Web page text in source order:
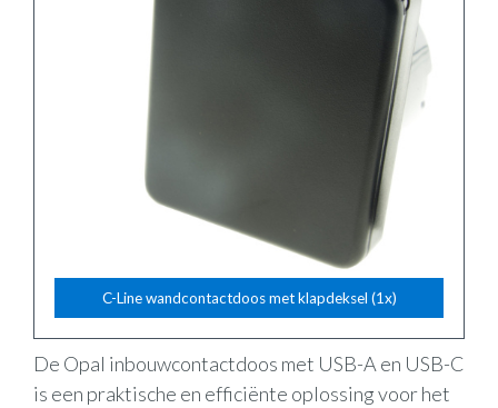
C-Line wandcontactdoos met klapdeksel (1x)
De Opal inbouwcontactdoos met USB-A en USB-C
is een praktische en efficiënte oplossing voor het